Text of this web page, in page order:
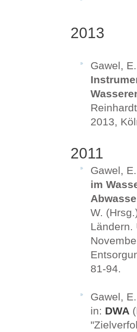
2013
Gawel,
2013,
2011
Gawel,
im
W.
Ländern.
81-94.
Gawel,
in: DWA